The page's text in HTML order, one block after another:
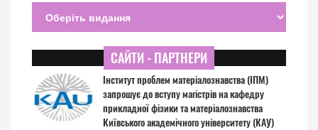
САЙТИ - ПАРТНЕРИ
Інститут проблем матеріалознавства (ІПМ)
запрошує до вступу магістрів на кафедру
прикладної фізики та матеріалознавства
Київського академічного університету (КАУ)